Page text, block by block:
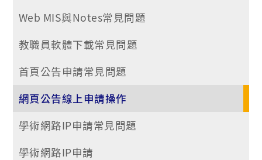
Web MIS與Notes常見問題
教職員軟體下載常見問題
首頁公告申請常見問題
網頁公告線上申請操作
學術網路IP申請常見問題
學術網路IP申請